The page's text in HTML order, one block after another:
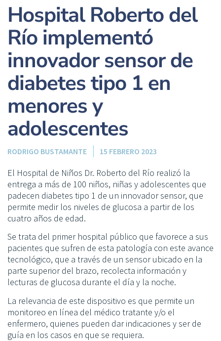
Hospital Roberto del
Río implementó
innovador sensor de
diabetes tipo 1 en
menores y
adolescentes
RODRIGO BUSTAMANTE 15 FEBRERO 2023
El Hospital de Niños Dr. Roberto del Río realizó la
entrega a más de 100 niños, niñas y adolescentes que
padecen diabetes tipo 1 de un innovador sensor, que
permite medir los niveles de glucosa a partir de los
cuatro años de edad.
Se trata del primer hospital público que favorece a sus
pacientes que sufren de esta patología con este avance
tecnológico, que a través de un sensor ubicado en la
parte superior del brazo, recolecta información y
lecturas de glucosa durante el día y la noche.
La relevancia de este dispositivo es que permite un
monitoreo en línea del médico tratante y/o el
enfermero, quienes pueden dar indicaciones y ser de
guía en los casos en que se requiera.